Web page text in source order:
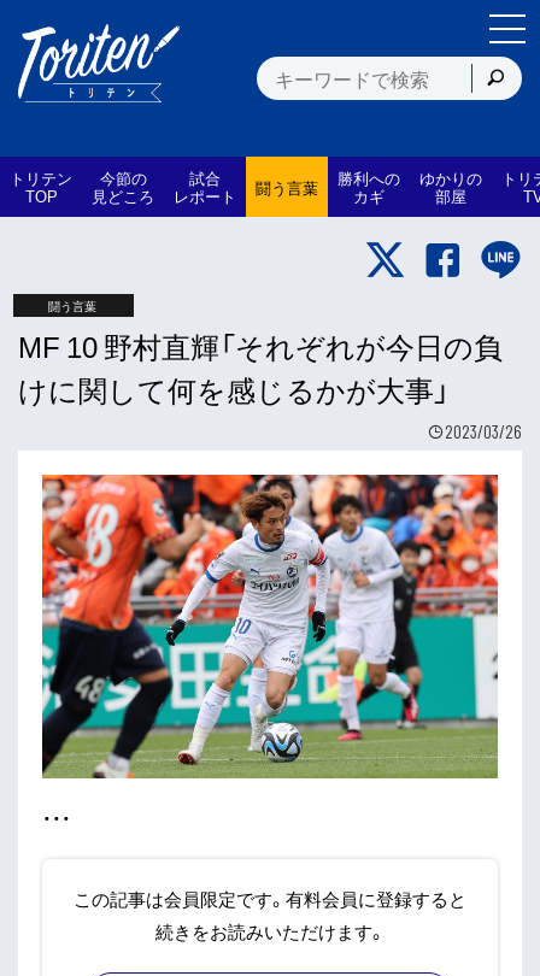
トリテン
TOP
今節の
見どころ
試合
レポート 闘う言葉 勝利への
カギ
ゆかりの
部屋
トリ
闘う言葉
MF 10 野村直輝「それぞれが今日の負
けに関して何を感じるかが大事」
2023/03/26
・・・
この記事は会員限定です。有料会員に登録すると
続きをお読みいただけます。